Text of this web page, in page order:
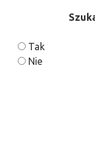
Tak
Nie